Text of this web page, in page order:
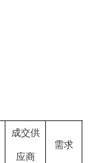
成交供
应商
需求